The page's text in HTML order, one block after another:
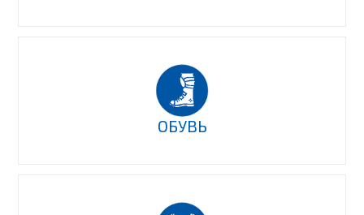
ОБУВЬ